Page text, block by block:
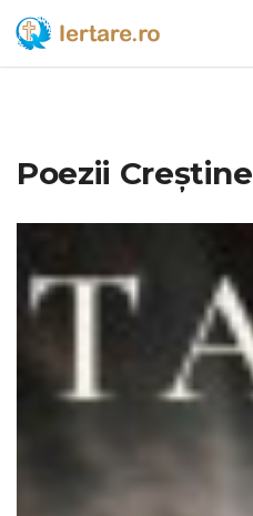
Poezii Creștine